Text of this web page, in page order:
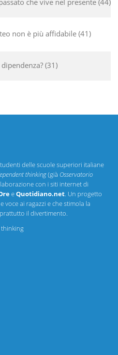
non è più affidabile 41
dipendenza? 31
delle scuole superiori italiane
thinking(già Osservatorio
con i siti internet di
eQuotidiano.net. Un progetto
voce ai ragazzi e che stimola la
il divertimento.